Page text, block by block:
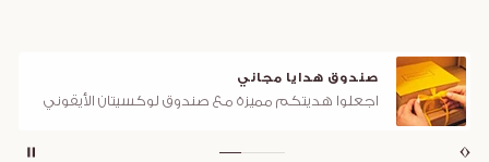
صندوق هدايا مجاني
اجعلوا هديتكم مميزة مع صندوق لوكسيتان الأيقوني